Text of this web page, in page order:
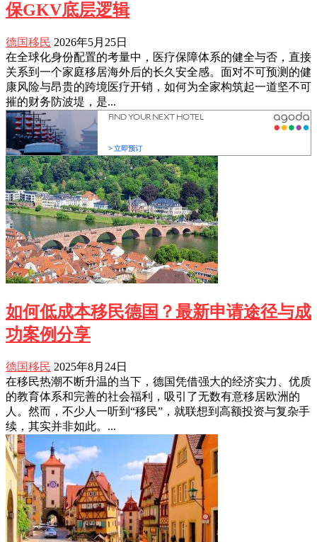
保GKV底层逻辑
德国移民 2026年5月25日
在全球化身份配置的考量中，医疗保障体系的健全与否，直接
关系到一个家庭移居海外后的长久安全感。面对不可预测的健
康风险与昂贵的跨境医疗开销，如何为全家构筑起一道坚不可
摧的财务防波堤，是...
如何低成本移民德国？最新申请途径与成
功案例分享
德国移民 2025年8月24日
在移民热潮不断升温的当下，德国凭借强大的经济实力、优质
的教育体系和完善的社会福利，吸引了无数有意移居欧洲的
人。然而，不少人一听到“移民”，就联想到高额投资与复杂手
续，其实并非如此。...